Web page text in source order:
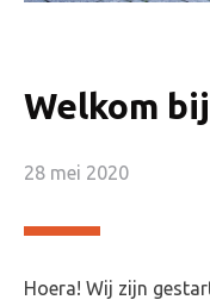
Welkom
28 mei 2020
Hoera! Wij zijn